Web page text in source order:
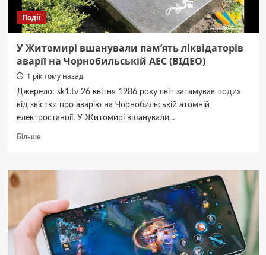
(ВІДЕО)
Події
У Житомирі вшанували пам’ять ліквідаторів
аварії на Чорнобильській АЕС (ВІДЕО)
1 рік тому назад
Джерело: sk1.tv 26 квітня 1986 року світ затамував подих
від звістки про аварію на Чорнобильській атомній
електростанції. У Житомирі вшанували...
БільшеДокладніше
Житомирі
ліквідаторів
аварії
на
Чорнобильській
АЕС